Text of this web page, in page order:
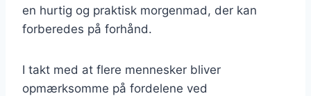
en hurtig og praktisk morgenmad, der kan
forberedes på forhånd.
I takt med at flere mennesker bliver
opmærksomme på fordelene ved